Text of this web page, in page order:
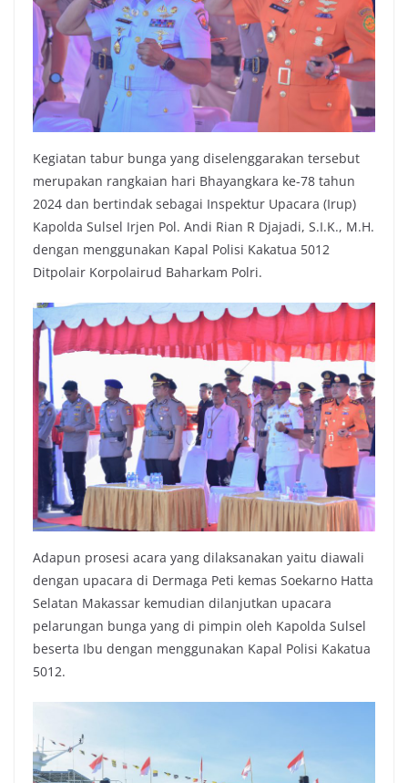
Kegiatan tabur bunga yang diselenggarakan tersebut
merupakan rangkaian hari Bhayangkara ke-78 tahun
2024 dan bertindak sebagai Inspektur Upacara (Irup)
Kapolda Sulsel Irjen Pol. Andi Rian R Djajadi, S.I.K., M.H.
dengan menggunakan Kapal Polisi Kakatua 5012
Ditpolair Korpolairud Baharkam Polri.
Adapun prosesi acara yang dilaksanakan yaitu diawali
dengan upacara di Dermaga Peti kemas Soekarno Hatta
Selatan Makassar kemudian dilanjutkan upacara
pelarungan bunga yang di pimpin oleh Kapolda Sulsel
beserta Ibu dengan menggunakan Kapal Polisi Kakatua
5012.